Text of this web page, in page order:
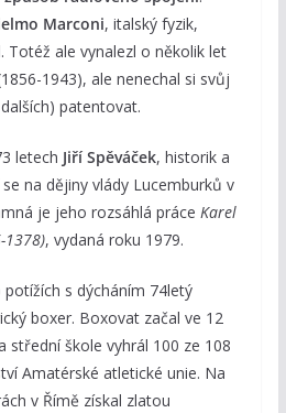
Marconi, italský fyzik,
Totéž ale vynalezl o několik let
1943), ale nenechal si svůj
patentovat.
letech Jiří Spěváček, historik a
na dějiny vlády Lucemburků v
je jeho rozsáhlá práce Karel
1378), vydaná roku 1979.
s dýcháním 74letý
boxer. Boxovat začal ve 12
střední škole vyhrál 100 ze 108
Amatérské atletické unie. Na
v Římě získal zlatou